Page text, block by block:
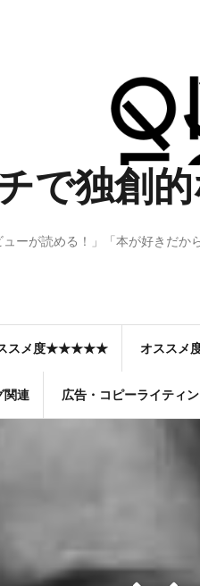
で独創
ーが読める！」「本が好きだ
スメ度★★★★★ オスス
関連 広告・コピーライティ